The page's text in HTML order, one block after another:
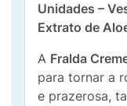
Unidades –
Extrato de
A Fralda
para tornar a
e prazerosa,